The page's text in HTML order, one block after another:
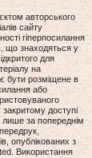
авторського
сайту
гіперпосилання
що знаходяться у
для
на
бути розміщене в
або
доступі
за попереднім
опублікованих з
Використання